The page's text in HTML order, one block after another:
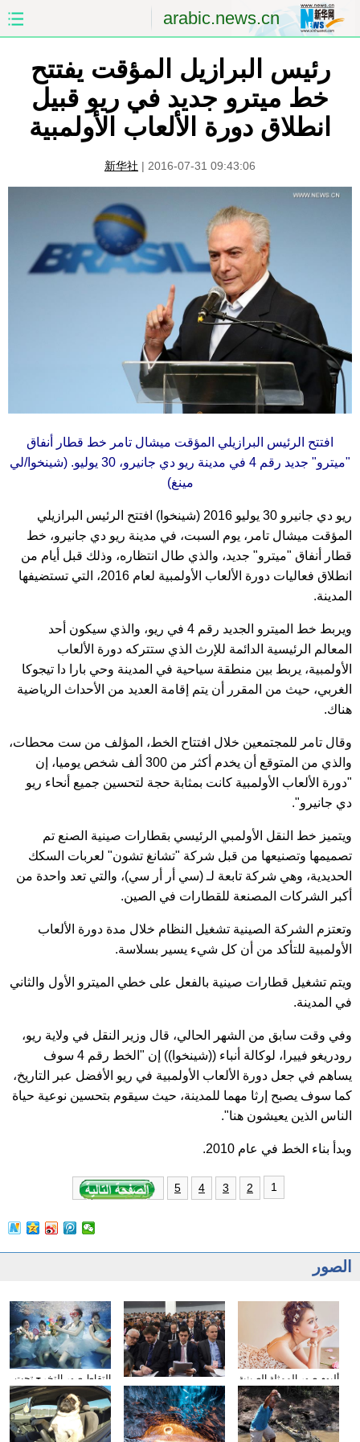
arabic.news.cn
الصين
الشرق الأوسط العالم
الاقتصاد الصين والعالم العربي
العلوم والصحة الثقافة والتعليم
الرياضة السياحة والبيئة
مؤتمر صحفى للخارجية الصور
رئيس البرازيل المؤقت يفتتح
خط ميترو جديد في ريو قبيل
انطلاق دورة الألعاب الأولمبية
新华社 | 2016-07-31 09:43:06
افتتح الرئيس البرازيلي المؤقت ميشال تامر خط قطار أنفاق
"ميترو" جديد رقم 4 في مدينة ريو دي جانيرو، 30 يوليو. (شينخوا/لي
مينغ)
ريو دي جانيرو 30 يوليو 2016 (شينخوا) افتتح الرئيس البرازيلي
المؤقت ميشال تامر، يوم السبت، في مدينة ريو دي جانيرو، خط
قطار أنفاق "ميترو" جديد، والذي طال انتظاره، وذلك قبل أيام من
انطلاق فعاليات دورة الألعاب الأولمبية لعام 2016، التي تستضيفها
المدينة.
ويربط خط الميترو الجديد رقم 4 في ريو، والذي سيكون أحد
المعالم الرئيسية الدائمة للإرث الذي ستتركه دورة الألعاب
الأولمبية، يربط بين منطقة سياحية في المدينة وحي بارا دا تيجوكا
الغربي، حيث من المقرر أن يتم إقامة العديد من الأحداث الرياضية
هناك.
وقال تامر للمجتمعين خلال افتتاح الخط، المؤلف من ست محطات،
والذي من المتوقع أن يخدم أكثر من 300 ألف شخص يوميا، إن
"دورة الألعاب الأولمبية كانت بمثابة حجة لتحسين جميع أنحاء ريو
دي جانيرو".
ويتميز خط النقل الأولمبي الرئيسي بقطارات صينية الصنع تم
تصميمها وتصنيعها من قبل شركة "تشانغ تشون" لعربات السكك
الحديدية، وهي شركة تابعة لـ (سي أر أر سي)، والتي تعد واحدة من
أكبر الشركات المصنعة للقطارات في الصين.
وتعتزم الشركة الصينية تشغيل النظام خلال مدة دورة الألعاب
الأولمبية للتأكد من أن كل شيء يسير بسلاسة.
ويتم تشغيل قطارات صينية بالفعل على خطي الميترو الأول والثاني
في المدينة.
وفي وقت سابق من الشهر الحالي، قال وزير النقل في ولاية ريو،
رودريغو فييرا، لوكالة أنباء ((شينخوا)) إن "الخط رقم 4 سوف
يساهم في جعل دورة الألعاب الأولمبية في ريو الأفضل عبر التاريخ،
كما سوف يصبح إرثا مهما للمدينة، حيث سيقوم بتحسين نوعية حياة
الناس الذين يعيشون هنا".
وبدأ بناء الخط في عام 2010.
1
2
3
4
5
الصور
التقاط صور التخرج تحت
المياه
وسائل الإعلام الأجنبية
تولي اهتمامها بتقرير عمل
الحكومة
ألبوم صور الممثلة الصينية
سون تشيان